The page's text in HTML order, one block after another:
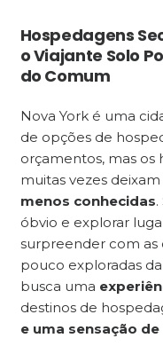
Hospedagens
o Viajante Solo
do Comum
Nova York é uma
de opções de
orçamentos, mas os
muitas vezes
menos conhecidas
óbvio e explorar
surpreender com as
pouco exploradas
busca uma
destinos de
e uma sensação